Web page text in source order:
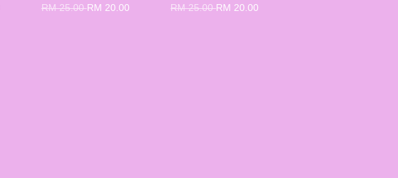
RM 25.00RM 20.00 RM 25.00RM 20.00